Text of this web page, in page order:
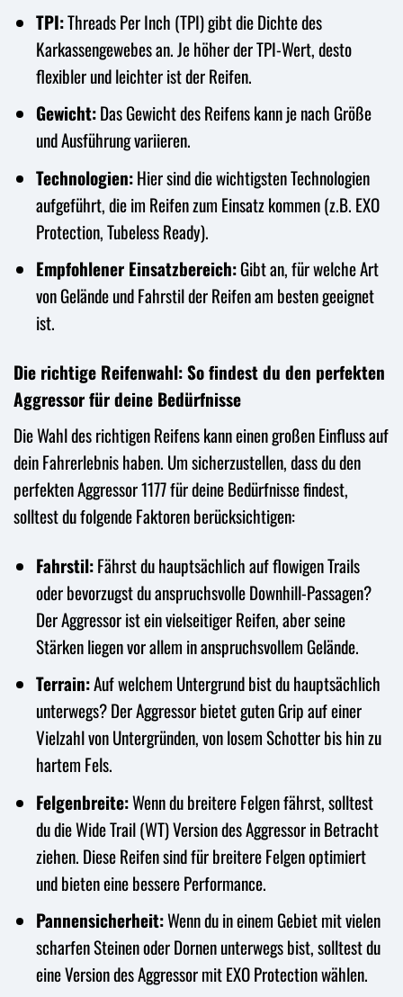
TPI:Threads Per Inch (TPI) gibt die Dichte des
Karkassengewebes an. Je höher der TPI-Wert, desto
flexibler und leichter ist der Reifen.
Gewicht:Das Gewicht des Reifens kann je nach Größe
und Ausführung variieren.
Technologien:Hier sind die wichtigsten Technologien
aufgeführt, die im Reifen zum Einsatz kommen (z.B. EXO
Protection, Tubeless Ready).
Empfohlener Einsatzbereich:Gibt an, für welche Art
von Gelände und Fahrstil der Reifen am besten geeignet
ist.
Die richtige Reifenwahl: So findest du den perfekten
Aggressor für deine Bedürfnisse
Die Wahl des richtigen Reifens kann einen großen Einfluss auf
dein Fahrerlebnis haben. Um sicherzustellen, dass du den
perfekten Aggressor 1177 für deine Bedürfnisse findest,
solltest du folgende Faktoren berücksichtigen:
Fahrstil:Fährst du hauptsächlich auf flowigen Trails
oder bevorzugst du anspruchsvolle Downhill-Passagen?
Der Aggressor ist ein vielseitiger Reifen, aber seine
Stärken liegen vor allem in anspruchsvollem Gelände.
Terrain:Auf welchem Untergrund bist du hauptsächlich
unterwegs? Der Aggressor bietet guten Grip auf einer
Vielzahl von Untergründen, von losem Schotter bis hin zu
hartem Fels.
Felgenbreite:Wenn du breitere Felgen fährst, solltest
du die Wide Trail (WT) Version des Aggressor in Betracht
ziehen. Diese Reifen sind für breitere Felgen optimiert
und bieten eine bessere Performance.
Pannensicherheit:Wenn du in einem Gebiet mit vielen
scharfen Steinen oder Dornen unterwegs bist, solltest du
eine Version des Aggressor mit EXO Protection wählen.